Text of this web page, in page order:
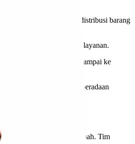
setiap langkah proses distribusi barang
mengorbankan kualitas layanan.
dengan baik dan sampai ke
perlu khawatir tentang keberadaan
yang responsif dan ramah. Tim